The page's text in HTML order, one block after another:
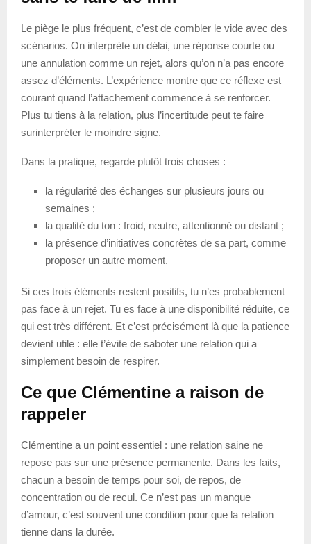
Le piège le plus fréquent, c’est de combler le vide avec des
scénarios. On interprète un délai, une réponse courte ou
une annulation comme un rejet, alors qu’on n’a pas encore
assez d’éléments. L’expérience montre que ce réflexe est
courant quand l’attachement commence à se renforcer.
Plus tu tiens à la relation, plus l’incertitude peut te faire
surinterpréter le moindre signe.
Dans la pratique, regarde plutôt trois choses :
la régularité des échanges sur plusieurs jours ou
semaines ;
la qualité du ton : froid, neutre, attentionné ou distant ;
la présence d’initiatives concrètes de sa part, comme
proposer un autre moment.
Si ces trois éléments restent positifs, tu n’es probablement
pas face à un rejet. Tu es face à une disponibilité réduite, ce
qui est très différent. Et c’est précisément là que la patience
devient utile : elle t’évite de saboter une relation qui a
simplement besoin de respirer.
Ce que Clémentine a raison de
rappeler
Clémentine a un point essentiel : une relation saine ne
repose pas sur une présence permanente. Dans les faits,
chacun a besoin de temps pour soi, de repos, de
concentration ou de recul. Ce n’est pas un manque
d’amour, c’est souvent une condition pour que la relation
tienne dans la durée.